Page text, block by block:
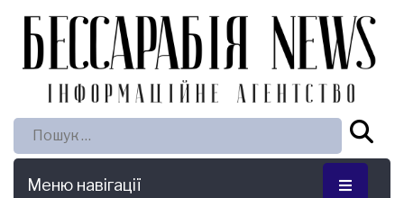
Пошук:
Меню навігації